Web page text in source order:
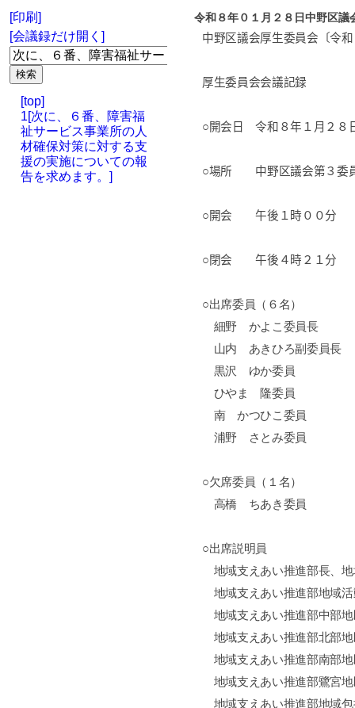
[印刷]
[会議録だけ開く]
[top]
1[次に、６番、障害福
祉サービス事業所の人
材確保対策に対する支
援の実施についての報
告を求めます。]
令和８年０１月２８日中野区議
中野区議会厚生委員会〔令
厚生委員会会議記録
○開会日 令和８年１月２８
○場所 中野区議会第３委
○開会 午後１時００分
○閉会 午後４時２１分
○出席委員（６名）
細野 かよこ委員長
山内 あきひろ副委員長
黒沢 ゆか委員
ひやま 隆委員
南 かつひこ委員
浦野 さとみ委員
○欠席委員（１名）
高橋 ちあき委員
○出席説明員
地域支えあい推進部長、
地域支えあい推進部地域
地域支えあい推進部中部
地域支えあい推進部北部
地域支えあい推進部南部
地域支えあい推進部鷺宮
地域支えあい推進部地域